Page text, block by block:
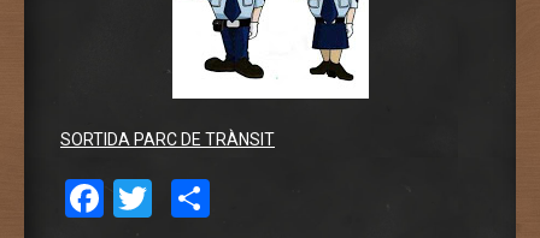
SORTIDA PARC DE TRÀNSIT
Facebook
Twitter